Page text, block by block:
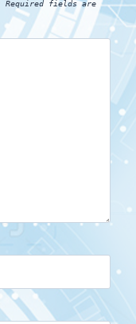
Required fields are